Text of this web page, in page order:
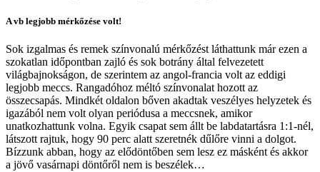
A vb legjobb mérkőzése volt!
Sok izgalmas és remek színvonalú mérkőzést láthattunk már ezen a
szokatlan időpontban zajló és sok botrány által felvezetett
világbajnokságon, de szerintem az angol-francia volt az eddigi
legjobb meccs. Rangadóhoz méltó színvonalat hozott az
összecsapás. Mindkét oldalon bőven akadtak veszélyes helyzetek és
igazából nem volt olyan periódusa a meccsnek, amikor
unatkozhattunk volna. Egyik csapat sem állt be labdatartásra 1:1-nél,
látszott rajtuk, hogy 90 perc alatt szeretnék dűlőre vinni a dolgot.
Bízzunk abban, hogy az elődöntőben sem lesz ez másként és akkor
a jövő vasárnapi döntőről nem is beszélek…